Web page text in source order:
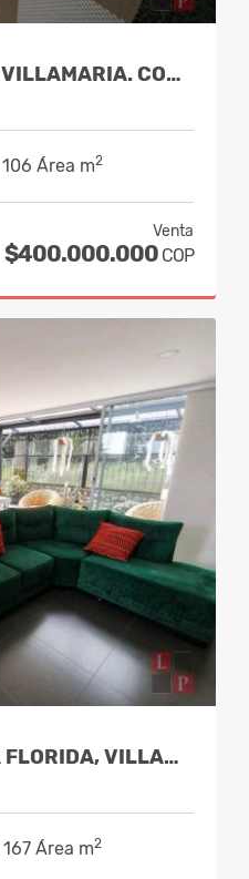
VENTA CASA EN GUAYACANES VILLAMARIA. COD 10202006
Área m2
Venta
$400.000.000 COP
VENTA CASA EN CONJUNTO LA FLORIDA, VILLAMARIA COD 10197443
Área m2